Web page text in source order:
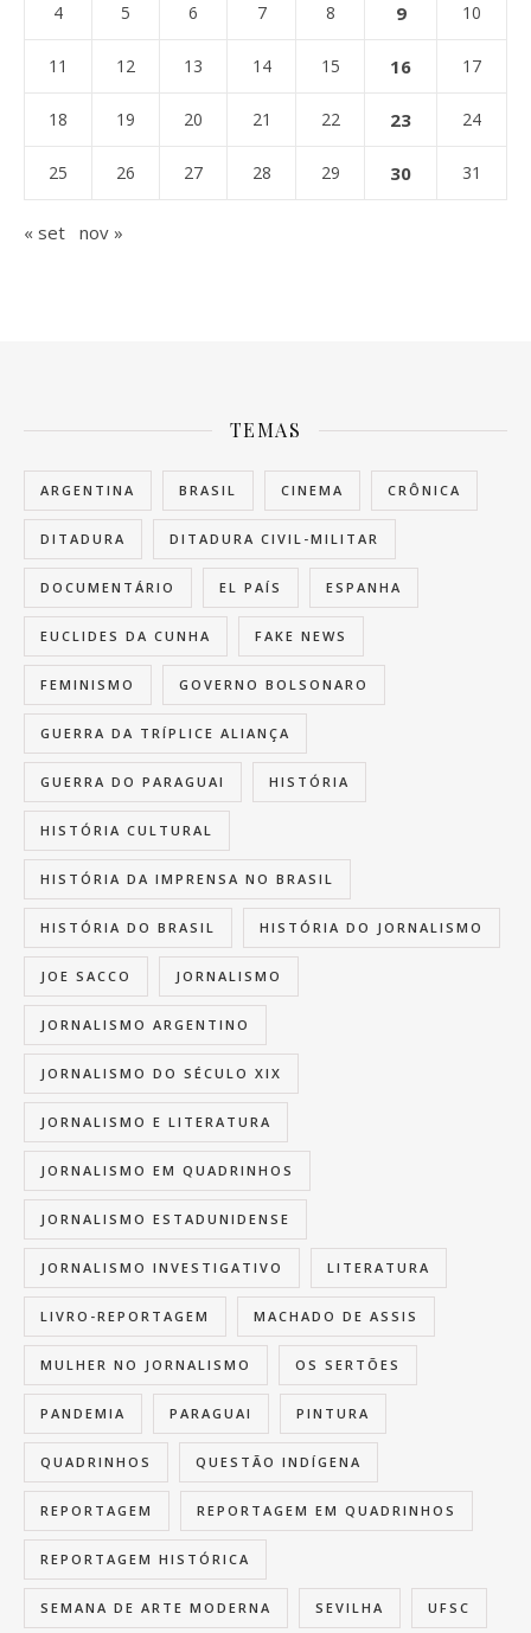
4 5 6 7 8 9 10
11 12 13 14 15 16 17
18 19 20 21 22 23 24
25 26 27 28 29 30 31
« set nov »
TEMAS
ARGENTINA BRASIL CINEMA CRÔNICA
DITADURA DITADURA CIVIL-MILITAR
DOCUMENTÁRIO EL PAÍS ESPANHA
EUCLIDES DA CUNHA FAKE NEWS
FEMINISMO GOVERNO BOLSONARO
GUERRA DA TRÍPLICE ALIANÇA
GUERRA DO PARAGUAI HISTÓRIA
HISTÓRIA CULTURAL
HISTÓRIA DA IMPRENSA NO BRASIL
HISTÓRIA DO BRASIL HISTÓRIA DO JORNALISMO
JOE SACCO JORNALISMO
JORNALISMO ARGENTINO
JORNALISMO DO SÉCULO XIX
JORNALISMO E LITERATURA
JORNALISMO EM QUADRINHOS
JORNALISMO ESTADUNIDENSE
JORNALISMO INVESTIGATIVO LITERATURA
LIVRO-REPORTAGEM MACHADO DE ASSIS
MULHER NO JORNALISMO OS SERTÕES
PANDEMIA PARAGUAI PINTURA
QUADRINHOS QUESTÃO INDÍGENA
REPORTAGEM REPORTAGEM EM QUADRINHOS
REPORTAGEM HISTÓRICA
SEMANA DE ARTE MODERNA SEVILHA UFSC